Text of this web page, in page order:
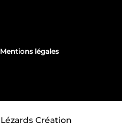
Mentions légales
Lézards Création